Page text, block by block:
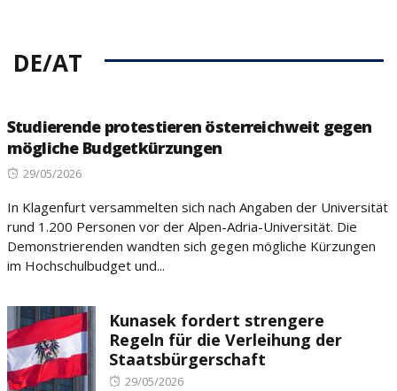
DE/AT
Studierende protestieren österreichweit gegen
mögliche Budgetkürzungen
Posted
29/05/2026
In Klagenfurt versammelten sich nach Angaben der Universität
rund 1.200 Personen vor der Alpen-Adria-Universität. Die
Demonstrierenden wandten sich gegen mögliche Kürzungen
im Hochschulbudget und...
Kunasek fordert strengere
Regeln für die Verleihung der
Staatsbürgerschaft
Posted
29/05/2026